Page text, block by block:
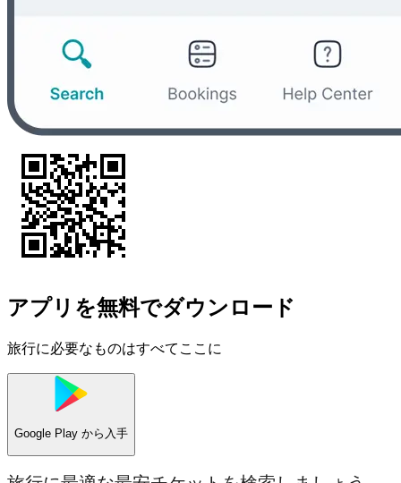
アプリを無料でダウンロード
旅行に必要なものはすべてここに
Google Play から入手